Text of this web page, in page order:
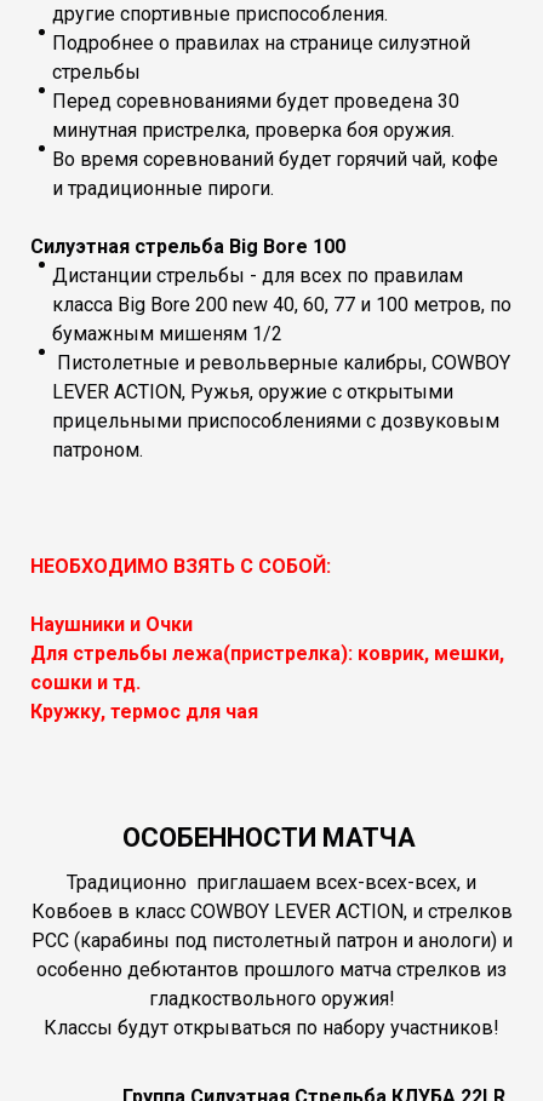
другие спортивные приспособления.
Подробнее о правилах на странице силуэтной
стрельбы
Перед соревнованиями будет проведена 30
минутная пристрелка, проверка боя оружия.
Во время соревнований будет горячий чай, кофе
и традиционные пироги.
Силуэтная стрельба Big Bore 100
Дистанции стрельбы - для всех по правилам
класса Big Bore 200 new 40, 60, 77 и 100 метров, по
бумажным мишеням 1/2
Пистолетные и револьверные калибры, COWBOY
LEVER ACTION, Ружья, оружие с открытыми
прицельными приспособлениями с дозвуковым
патроном.
НЕОБХОДИМО ВЗЯТЬ С СОБОЙ:
Наушники и Очки
Для стрельбы лежа(пристрелка): коврик, мешки,
сошки и тд.
Кружку, термос для чая
ОСОБЕННОСТИ МАТЧА
Традиционно приглашаем всех-всех-всех, и
Ковбоев в класс COWBOY LEVER ACTION, и стрелков
PCC (карабины под пистолетный патрон и анологи) и
особенно дебютантов прошлого матча стрелков из
гладкоствольного оружия!
Классы будут открываться по набору участников!